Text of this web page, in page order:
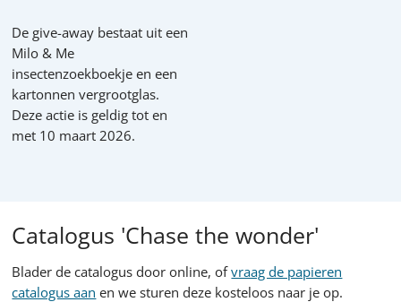
De give-away bestaat uit een
Milo & Me
insectenzoekboekje en een
kartonnen vergrootglas.
Deze actie is geldigtot en
met 10 maart 2026.
Catalogus 'Chase the wonder'
Blader de catalogus door online, ofvraag de papieren
catalogus aan en we sturen deze kosteloos naar je op.